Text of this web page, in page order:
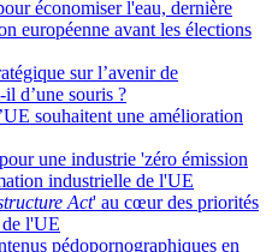
économiser l'eau, dernière
européenne avant les élections
sur l’avenir de
d’une souris ?
souhaitent une amélioration
une industrie 'zéro émission
industrielle de l'UE
Act' au cœur des priorités
de l'UE
pédopornographiques en